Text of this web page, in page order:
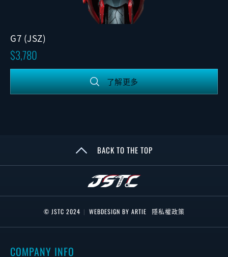
G7 (JSZ)
3,780
了解更多
BACK TO THE TOP
© JSTC 2024 | WEBDESIGN BY ARTIE 隱私權政策
COMPANY INFO